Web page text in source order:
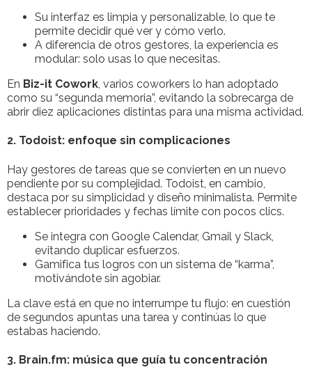
Su interfaz es limpia y personalizable, lo que te
permite decidir qué ver y cómo verlo.
A diferencia de otros gestores, la experiencia es
modular: solo usas lo que necesitas.
En Biz-it Cowork, varios coworkers lo han adoptado
como su “segunda memoria”, evitando la sobrecarga de
abrir diez aplicaciones distintas para una misma actividad.
2. Todoist: enfoque sin complicaciones
Hay gestores de tareas que se convierten en un nuevo
pendiente por su complejidad. Todoist, en cambio,
destaca por su simplicidad y diseño minimalista. Permite
establecer prioridades y fechas límite con pocos clics.
Se integra con Google Calendar, Gmail y Slack,
evitando duplicar esfuerzos.
Gamifica tus logros con un sistema de “karma”,
motivándote sin agobiar.
La clave está en que no interrumpe tu flujo: en cuestión
de segundos apuntas una tarea y continúas lo que
estabas haciendo.
3. Brain.fm: música que guía tu concentración